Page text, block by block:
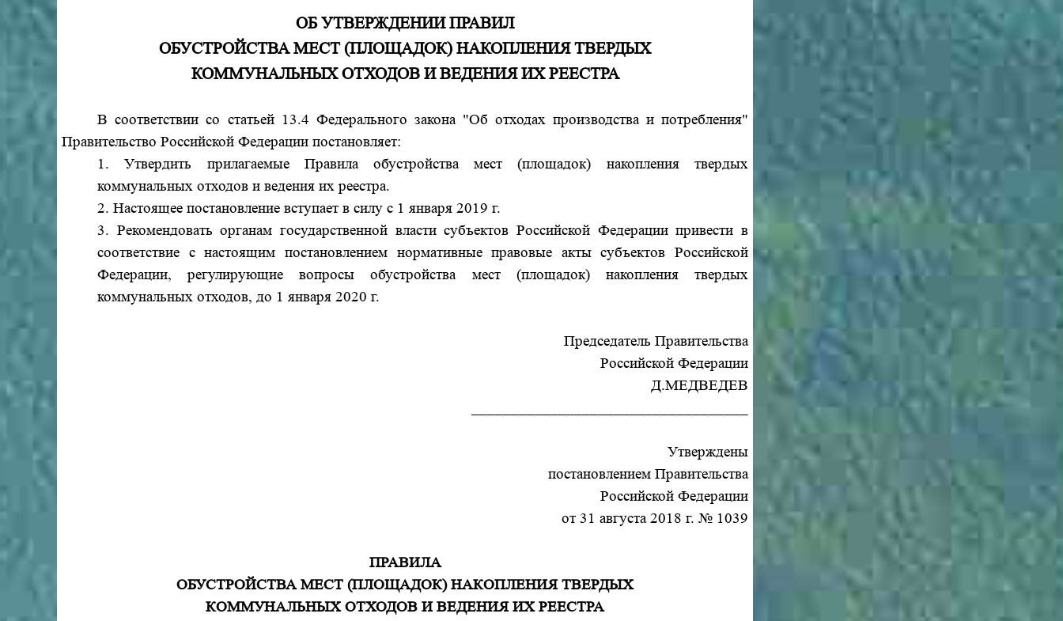
ОБ УТВЕРЖДЕНИИ ПРАВИЛ
ОБУСТРОЙСТВА МЕСТ (ПЛОЩАДОК) НАКОПЛЕНИЯ ТВЕРДЫХ
КОММУНАЛЬНЫХ ОТХОДОВ И ВЕДЕНИЯ ИХ РЕЕСТРА
В соответствии со статьей 13.4 Федерального закона "Об отходах производства и потребления"
Правительство Российской Федерации постановляет:
1. Утвердить прилагаемые Правила обустройства мест (площадок) накопления твердых
коммунальных отходов и ведения их реестра.
2. Настоящее постановление вступает в силу с 1 января 2019 г.
3. Рекомендовать органам государственной власти субъектов Российской Федерации привести в
соответствие с настоящим постановлением нормативные правовые акты субъектов Российской
Федерации, регулирующие вопросы обустройства мест (площадок) накопления твердых
коммунальных отходов, до 1 января 2020 г.
Председатель Правительства
Российской Федерации
Д.МЕДВЕДЕВ
Утверждены
постановлением Правительства
Российской Федерации
от 31 августа 2018 г. № 1039
ПРАВИЛА
ОБУСТРОЙСТВА МЕСТ (ПЛОЩАДОК) НАКОПЛЕНИЯ ТВЕРДЫХ
КОММУНАЛЬНЫХ ОТХОДОВ И ВЕДЕНИЯ ИХ РЕЕСТРА